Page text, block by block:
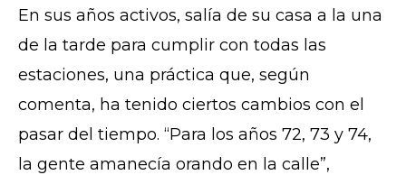
En sus años activos, salía de su casa a la una
de la tarde para cumplir con todas las
estaciones, una práctica que, según
comenta, ha tenido ciertos cambios con el
pasar del tiempo. “Para los años 72, 73 y 74,
la gente amanecía orando en la calle”,